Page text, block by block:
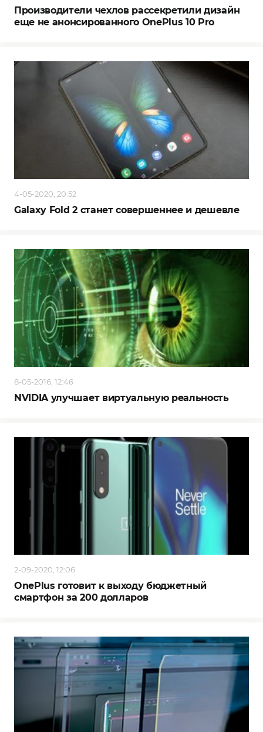
Производители чехлов рассекретили дизайн
еще не анонсированного OnePlus 10 Pro
4-05-2020, 20:52
Galaxy Fold 2 станет совершеннее и дешевле
8-05-2016, 12:46
NVIDIA улучшает виртуальную реальность
2-09-2020, 12:06
OnePlus готовит к выходу бюджетный
смартфон за 200 долларов